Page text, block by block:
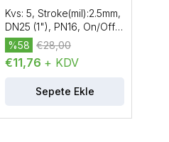
Kvs: 5, Stroke(mil):2.5mm,
DN25 (1"), PN16, On/Off
Vana
€11,76 + KDV
%58 €28,00
Sepete Ekle